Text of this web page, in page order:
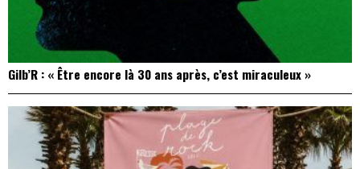
Gilb’R : « Être encore là 30 ans après, c’est miraculeux »